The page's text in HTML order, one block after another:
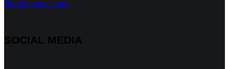
Brand protections
SOCIAL MEDIA